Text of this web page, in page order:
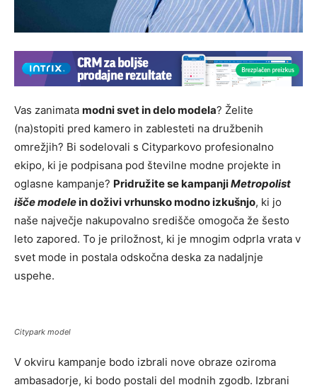
Vas zanimata modni svet in delo modela? Želite
(na)stopiti pred kamero in zablesteti na družbenih
omrežjih? Bi sodelovali s Cityparkovo profesionalno
ekipo, ki je podpisana pod številne modne projekte in
oglasne kampanje? Pridružite se kampanjiMetropolist
išče modelein doživi vrhunsko modno izkušnjo, ki jo
naše največje nakupovalno središče omogoča že šesto
leto zapored. To je priložnost, ki je mnogim odprla vrata v
svet mode in postala odskočna deska za nadaljnje
uspehe.
Citypark model
V okviru kampanje bodo izbrali nove obraze oziroma
ambasadorje, ki bodo postali del modnih zgodb. Izbrani